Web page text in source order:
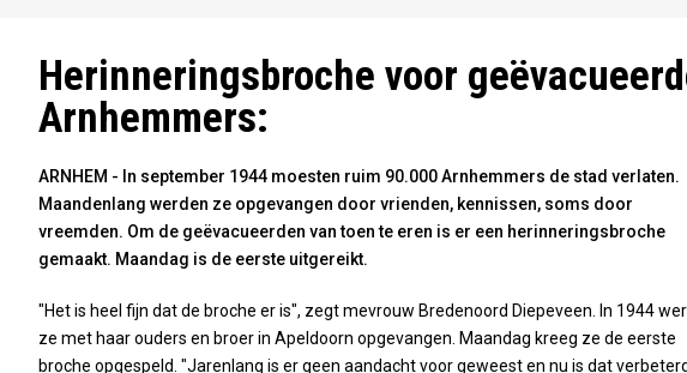
Herinneringsbroche voor
Arnhemmers:
ARNHEM - In september 1944 moesten ruim 90.000 Arnhemmers de stad verlaten.
Maandenlang werden ze opgevangen door vrienden, kennissen, soms door
vreemden. Om de geëvacueerden van toen te eren is er een herinneringsbroche
gemaakt. Maandag is de eerste uitgereikt.
"Het is heel fijn dat de broche er is", zegt mevrouw Bredenoord Diepeveen. In 1944
ze met haar ouders en broer in Apeldoorn opgevangen. Maandag kreeg ze de eerste
broche opgespeld. "Jarenlang is er geen aandacht voor geweest en nu is dat verbeterd.